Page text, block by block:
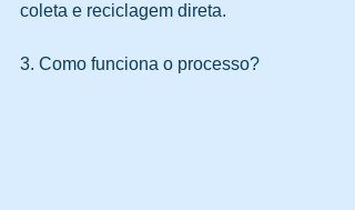
coleta e reciclagem direta.
3. Como funciona o processo?